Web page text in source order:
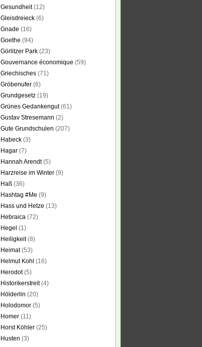
Gesundheit(12)
Gleisdreieck (6)
Gnade (16)
Goethe (94)
Görlitzer Park (23)
Gouvernance économique (59)
Griechisches (71)
Gröbenufer (6)
Grundgesetz (19)
Grünes Gedankengut(61)
Gustav Stresemann (2)
Gute Grundschulen (207)
Habeck (3)
Hagar (7)
Hannah Arendt(5)
Harzreise im Winter (9)
Haß (36)
Hashtag #Me (9)
Hass und Hetze (13)
Hebraica (72)
Hegel (1)
Heiligkeit(8)
Heimat(53)
Helmut Kohl (16)
Herodot(5)
Historikerstreit(4)
Hölderlin (20)
Holodomor (5)
Homer (11)
Horst Köhler (25)
Husten (3)